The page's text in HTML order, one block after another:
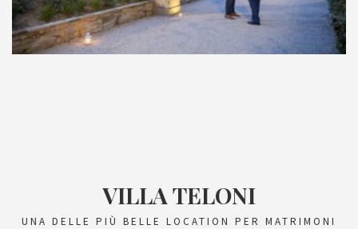
VILLA TELONI
UNA DELLE PIÙ BELLE LOCATION PER MATRIMONI